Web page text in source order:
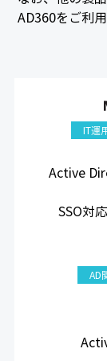
AD360をご利
IT運
Active
SSO対
AD